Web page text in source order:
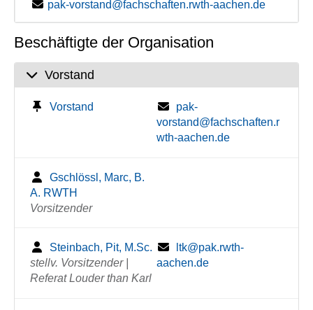
pak-vorstand@fachschaften.rwth-aachen.de
Beschäftigte der Organisation
Vorstand
Vorstand
pak-
vorstand@fachschaften.r
wth-aachen.de
Gschlössl, Marc, B.
A. RWTH
Vorsitzender
Steinbach, Pit, M.Sc.
stellv. Vorsitzender |
Referat Louder than Karl
ltk@pak.rwth-
aachen.de